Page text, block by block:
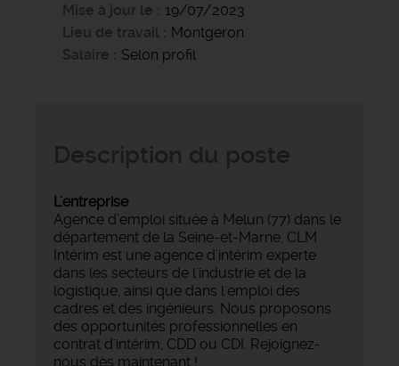
Mise à jour le
19/07/2023
Lieu de travail
Montgeron
Salaire
Selon profil
L'entreprise
Agence d’emploi située à Melun (77) dans le
département de la Seine-et-Marne, CLM
Intérim est une agence d’intérim experte
dans les secteurs de l'industrie et de la
logistique, ainsi que dans l'emploi des
cadres et des ingénieurs. Nous proposons
des opportunités professionnelles en
contrat d'intérim, CDD ou CDI. Rejoignez-
nous dès maintenant !